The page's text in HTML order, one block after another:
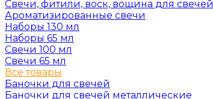
Свечи, фитили, воск, вощина для свечей
Ароматизированные свечи
Наборы 130 мл
Наборы 65 мл
Свечи 100 мл
Свечи 65 мл
Все товары
Баночки для свечей
Баночки для свечей металлические